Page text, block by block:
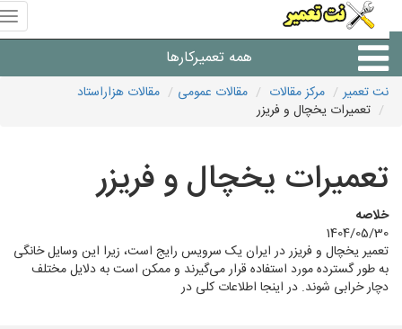
همه تعمیرکارها
شرکت های تعمیرات لوازم
نت تعمیر مرکز مقالات مقالات عمومی
مقالات هزاراستاد
تعمیرات یخچال و فریزر
تعمیرات یخچال و فریزر
خلاصه
1404/05/30
تعمیر یخچال و فریزر در ایران یک سرویس رایج است، زیرا این وسایل خانگی
به طور گسترده مورد استفاده قرار می‌گیرند و ممکن است به دلایل مختلف
دچار خرابی شوند. در اینجا اطلاعات کلی در